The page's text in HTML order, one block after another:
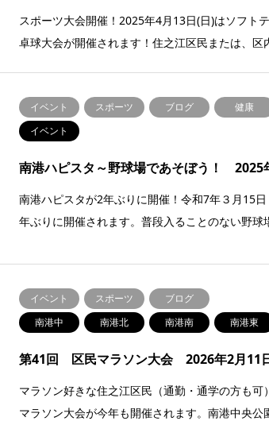
スポーツ大会開催！2025年4月13日(日)はソフト
卓球大会が開催されます！住之江区民または、区
イベント スポーツ ブログ 健康
イベント
南港ハピスタ～野球場であそぼう！ 2025
南港ハピスタが2年ぶりに開催！令和7年３月15
年ぶりに開催されます。普段入ることのない野球
イベント スポーツ
ブログ
南港中
南港北 南港南 南港東
第41回 区民マラソン大会 2026年2月11日
マラソン好きな住之江区民（通勤・通学の方も
マラソン大会が今年も開催されます。南港中央公